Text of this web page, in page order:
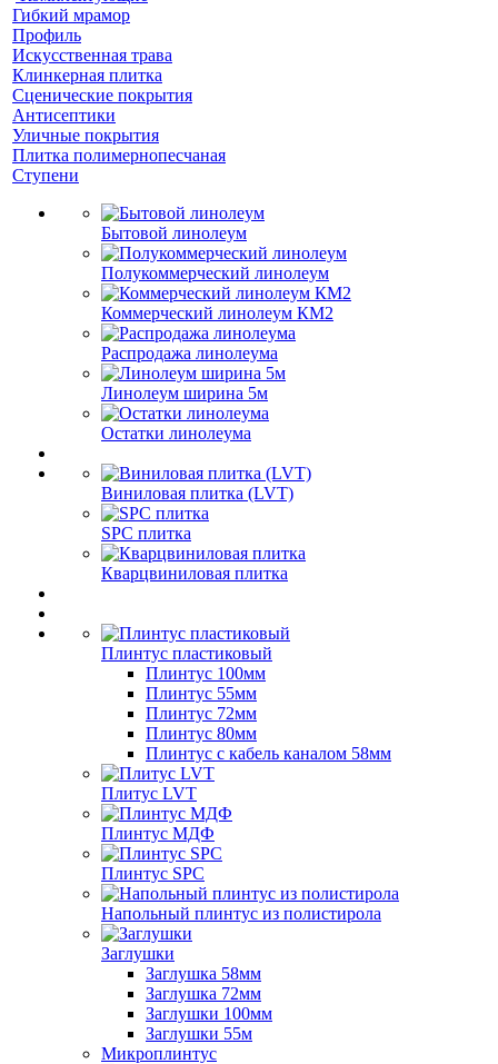
Гибкий мрамор
Профиль
Искусственная трава
Клинкерная плитка
Сценические покрытия
Антисептики
Уличные покрытия
Плитка полимернопесчаная
Ступени
Бытовой линолеум
Полукоммерческий линолеум
Коммерческий линолеум КМ2
Распродажа линолеума
Линолеум ширина 5м
Остатки линолеума
Виниловая плитка (LVT)
SPC плитка
Кварцвиниловая плитка
Плинтус пластиковый
Плинтус 100мм
Плинтус 55мм
Плинтус 72мм
Плинтус 80мм
Плинтус с кабель каналом 58мм
Плитус LVT
Плинтус МДФ
Плинтус SPC
Напольный плинтус из полистирола
Заглушки
Заглушка 58мм
Заглушка 72мм
Заглушки 100мм
Заглушки 55м
Микроплинтус